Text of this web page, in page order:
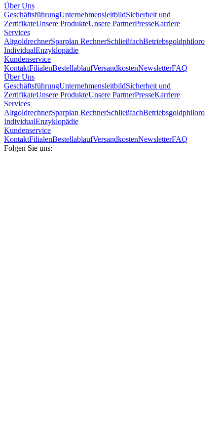
Über Uns
GeschäftsführungUnternehmensleitbildSicherheit und
ZertifikateUnsere ProdukteUnsere PartnerPresseKarriere
Services
AltgoldrechnerSparplan RechnerSchließfachBetriebsgoldphiloro
IndividualEnzyklopädie
Kundenservice
KontaktFilialenBestellablaufVersandkostenNewsletterFAQ
Über Uns
GeschäftsführungUnternehmensleitbildSicherheit und
ZertifikateUnsere ProdukteUnsere PartnerPresseKarriere
Services
AltgoldrechnerSparplan RechnerSchließfachBetriebsgoldphiloro
IndividualEnzyklopädie
Kundenservice
KontaktFilialenBestellablaufVersandkostenNewsletterFAQ
Folgen Sie uns: